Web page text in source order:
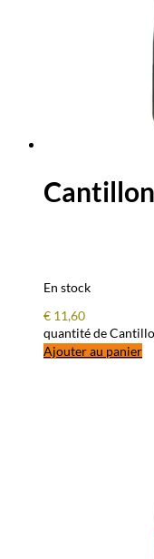
En stock
€ 11,60
quantité de
Ajouter au panier